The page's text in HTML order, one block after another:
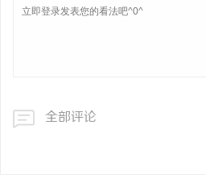
全部评论